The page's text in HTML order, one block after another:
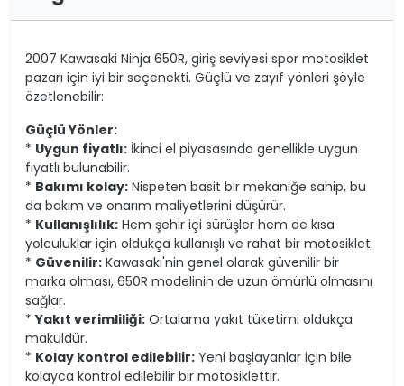
2007 Kawasaki Ninja 650R, giriş seviyesi spor motosiklet
pazarı için iyi bir seçenekti. Güçlü ve zayıf yönleri şöyle
özetlenebilir:
Güçlü Yönler:
* Uygun fiyatlı: İkinci el piyasasında genellikle uygun
fiyatlı bulunabilir.
* Bakımı kolay: Nispeten basit bir mekaniğe sahip, bu
da bakım ve onarım maliyetlerini düşürür.
* Kullanışlılık: Hem şehir içi sürüşler hem de kısa
yolculuklar için oldukça kullanışlı ve rahat bir motosiklet.
* Güvenilir: Kawasaki'nin genel olarak güvenilir bir
marka olması, 650R modelinin de uzun ömürlü olmasını
sağlar.
*Yakıt verimliliği: Ortalama yakıt tüketimi oldukça
makuldür.
* Kolay kontrol edilebilir: Yeni başlayanlar için bile
kolayca kontrol edilebilir bir motosiklettir.